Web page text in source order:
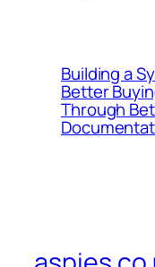
Building a
Better
Through